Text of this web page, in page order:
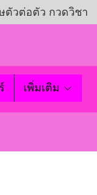
ตัวต่อตัว กวดวิชา
เพิ่มเติม